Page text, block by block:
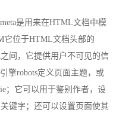
是用来在HTML文档中模
它位于HTML文档头部的
间，它提供用户不可见的信
擎robots定义页面主题，或
；它可以用于鉴别作者，设
键字；还可以设置页面使其